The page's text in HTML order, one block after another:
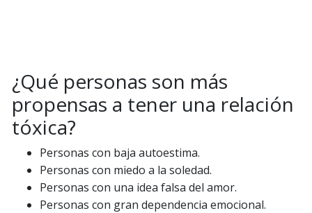
¿Qué personas son más
propensas a tener una relación
tóxica?
Personas con baja autoestima.
Personas con miedo a la soledad.
Personas con una idea falsa del amor.
Personas con gran dependencia emocional.